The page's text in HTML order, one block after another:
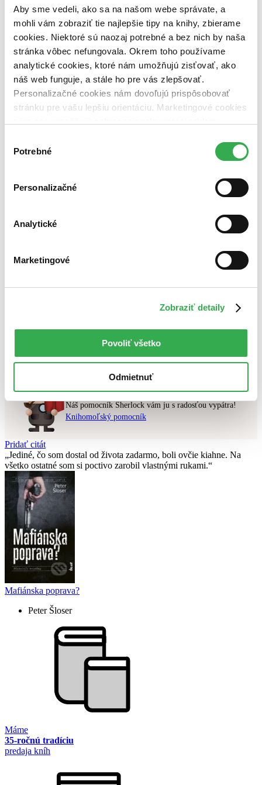
Aby sme vedeli, ako sa na našom webe správate, a
mohli vám zobraziť tie najlepšie tipy na knihy, zbierame
cookies. Niektoré sú naozaj potrebné a bez nich by naša
stránka vôbec nefungovala. Okrem toho používame
analytické cookies, ktoré nám umožňujú zisťovať, ako
náš web funguje, a stále ho pre vás zlepšovať.
Personalizačné cookies nám dovoľujú prispôsobovať
stránku pre vašu lepšiu orientáciu. Marketingové cookies
nám pomohlo, keby sme mohli používať všetky tieto
súhlasu
Potrebné
Personalizačné
Analytické
Marketingové
Zobraziť detaily
Povoliť všetko
Odmietnuť
dostupná (bez vypredaných) (0 titulov)dostupná (bez
vypredaných)
nová
čítaná (0 titulov)čítaná
čítaná - výborný stav (0 titulov)čítaná - výborný stav
čítaná - mierne opotrebovaná (0 titulov)čítaná - mierne
opotrebovaná
čítané verzie vypredaných kníh (0 titulov) čítané verzie
vypredaných kníh
Zúžiť výber
Bestsellery
Najdrahšie
Vydavateľstvo Svobodana sklade
vyhovujúci zadaným podmienkam.
Chcete poradiť knihu?
Náš pomocník Sherlock vám ju s radosťou vypátra!
Knihomoľský pomocník
Pridať citát
Jediné, čo som dostal od života zadarmo, boli ovčie kiahne. Na
všetko ostatné som si poctivo zarobil vlastnými rukami.
Mafiánska poprava?
Peter Šloser
Máme
35-ročnú tradíciu
predaja kníh